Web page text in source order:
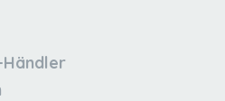
Händler